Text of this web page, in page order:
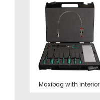
Maxibag with interior